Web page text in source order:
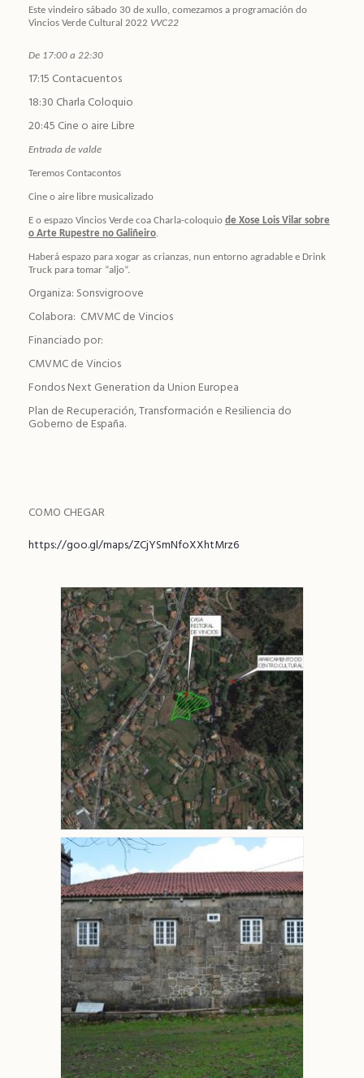
Este vindeiro sábado 30 de xullo, comezamos a programación do
Vincios Verde Cultural 2022 VVC22
De 17:00 a 22:30
17:15 Contacuentos
18:30 Charla Coloquio
20:45 Cine o aire Libre
Entrada de valde
Teremos Contacontos
Cine o aire libre musicalizado
E o espazo Vincios Verde coa Charla-coloquio de Xose Lois Vilar sobre
o Arte Rupestre no Galiñeiro.
Haberá espazo para xogar as crianzas, nun entorno agradable e Drink
Truck para tomar “aljo”.
Organiza: Sonsvigroove
Colabora: CMVMC de Vincios
Financiado por:
CMVMC de Vincios
Fondos Next Generation da Union Europea
Plan de Recuperación, Transformación e Resiliencia do
Goberno de España.
COMO CHEGAR
https://goo.gl/maps/ZCjYSmNfoXXhtMrz6